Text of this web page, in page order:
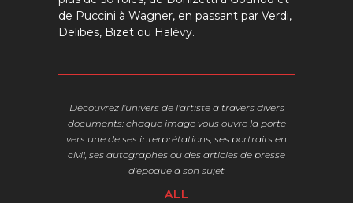
de Puccini à Wagner, en passant par Verdi,
Delibes, Bizet ou Halévy.
Découvrez l’univers de l’artiste à travers divers
documents:chaque image vous ouvre la porte
vers une de ses interprétations, ses portraits en
civil, ses autographes ou des articles de presse
d’époque à son sujet
ALL